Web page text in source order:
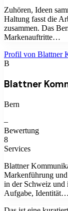
Zuhören, Ideen
Haltung fasst die
zusammen. Das
Markenauftritte…
Profil von Blattner
B
Blattner
Bern
–
Bewertung
8
Services
Blattner
Markenführung
in der Schweiz und
Aufgabe, Identität…